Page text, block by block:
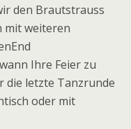
den Brautstrauss
mit weiteren
Ihre Feier zu
die letzte Tanzrunde
oder mit